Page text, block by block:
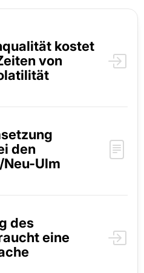
kostet
von
den
Ulm
des
eine